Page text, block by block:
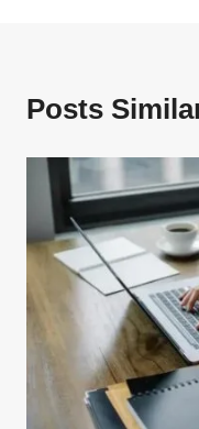
Posts